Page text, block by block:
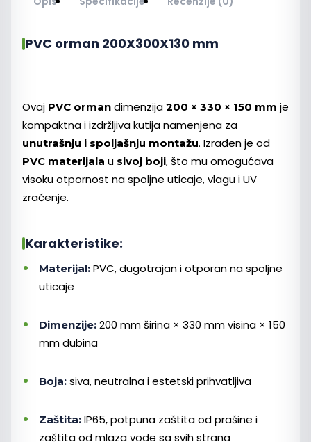
PVC orman 200X300X130 mm
Ovaj PVC orman dimenzija 200 × 330 × 150 mm je
kompaktna i izdržljiva kutija namenjena za
unutrašnju i spoljašnju montažu. Izrađen je od
PVC materijala u sivoj boji, što mu omogućava
visoku otpornost na spoljne uticaje, vlagu i UV
zračenje.
Karakteristike:
Materijal: PVC, dugotrajan i otporan na spoljne
uticaje
Dimenzije: 200 mm širina × 330 mm visina × 150
mm dubina
Boja: siva, neutralna i estetski prihvatljiva
Zaštita: IP65, potpuna zaštita od prašine i
zaštita od mlaza vode sa svih strana